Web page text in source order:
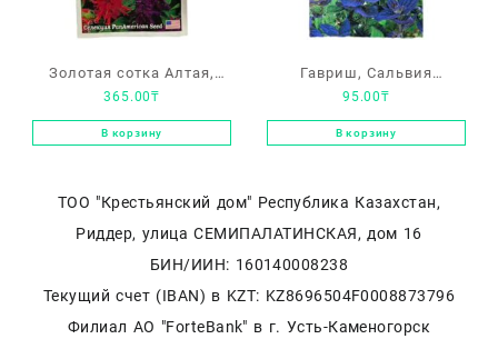
Золотая сотка Алтая,
Сальвия блестящая
«Виста смесь»
365.00₸
В корзину
Гавриш, Сальвия
горминовая «Голубой
монарх»
95.00₸
В корзину
ТОО "Крестьянский дом" Республика Казахстан,
Риддер, улица СЕМИПАЛАТИНСКАЯ, дом 16
БИН/ИИН: 160140008238
Текущий счет (IBAN) в KZT: KZ8696504F0008873796
Филиал АО "ForteBank" в г. Усть-Каменогорск